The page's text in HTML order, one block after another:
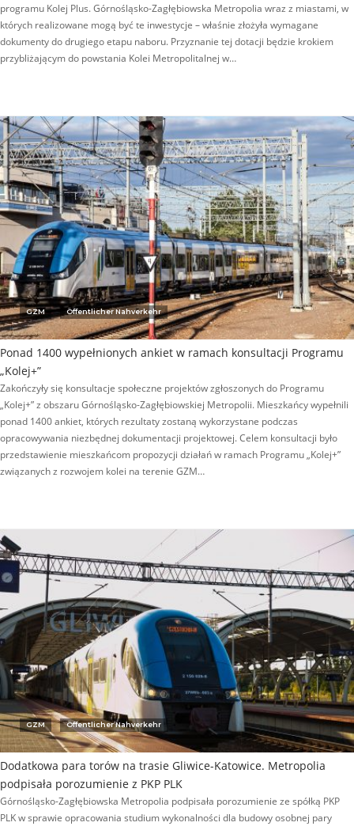
programu Kolej Plus. Górnośląsko-Zagłębiowska Metropolia wraz z miastami, w
których realizowane mogą być te inwestycje – właśnie złożyła wymagane
dokumenty do drugiego etapu naboru. Przyznanie tej dotacji będzie krokiem
przybliżającym do powstania Kolei Metropolitalnej w…
GZM Öffentlicher Nahverkehr
Ponad 1400 wypełnionych ankiet w ramach konsultacji Programu
„Kolej+”
Zakończyły się konsultacje społeczne projektów zgłoszonych do Programu
„Kolej+” z obszaru Górnośląsko-Zagłębiowskiej Metropolii. Mieszkańcy wypełnili
ponad 1400 ankiet, których rezultaty zostaną wykorzystane podczas
opracowywania niezbędnej dokumentacji projektowej. Celem konsultacji było
przedstawienie mieszkańcom propozycji działań w ramach Programu „Kolej+”
związanych z rozwojem kolei na terenie GZM…
GZM Öffentlicher Nahverkehr
Dodatkowa para torów na trasie Gliwice-Katowice. Metropolia
podpisała porozumienie z PKP PLK
Górnośląsko-Zagłębiowska Metropolia podpisała porozumienie ze spółką PKP
PLK w sprawie opracowania studium wykonalności dla budowy osobnej pary